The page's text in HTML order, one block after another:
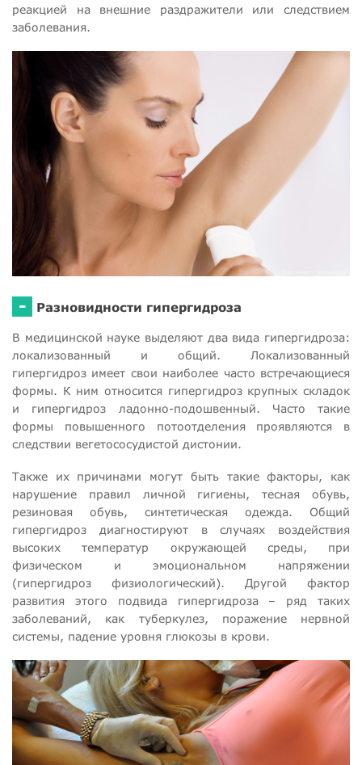
реакцией на внешние раздражители или следствием
заболевания.
- Разновидности гипергидроза
В медицинской науке выделяют два вида гипергидроза:
локализованный и общий. Локализованный
гипергидроз имеет свои наиболее часто встречающиеся
формы. К ним относится гипергидроз крупных складок
и гипергидроз ладонно-подошвенный. Часто такие
формы повышенного потоотделения проявляются в
следствии вегетососудистой дистонии.
Также их причинами могут быть такие факторы, как
нарушение правил личной гигиены, тесная обувь,
резиновая обувь, синтетическая одежда. Общий
гипергидроз диагностируют в случаях воздействия
высоких температур окружающей среды, при
физическом и эмоциональном напряжении
(гипергидроз физиологический). Другой фактор
развития этого подвида гипергидроза – ряд таких
заболеваний, как туберкулез, поражение нервной
системы, падение уровня глюкозы в крови.